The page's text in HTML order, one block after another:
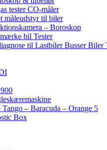
tester CO-måler
måleudstyr til biler
– Boroskop
bil Tester
til Lastbiler Busser Biler
– Baracuda – Orange 5
Box